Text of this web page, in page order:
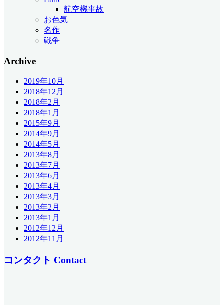
航空機事故
お色気
名作
戦争
Archive
2019年10月
2018年12月
2018年2月
2018年1月
2015年9月
2014年9月
2014年5月
2013年8月
2013年7月
2013年6月
2013年4月
2013年3月
2013年2月
2013年1月
2012年12月
2012年11月
コンタクト Contact